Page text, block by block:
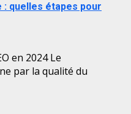
quelles étapes pour
en 2024 Le
par la qualité du